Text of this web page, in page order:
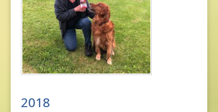
2018